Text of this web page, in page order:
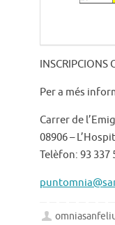
INSCRIPCIONS
Per a més
Carrer de
08906 –
Telèfon: 93 337